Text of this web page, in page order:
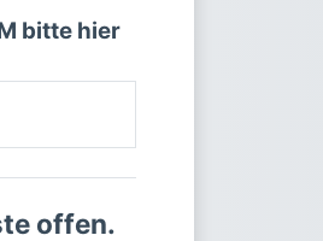
bitte hier
offen.